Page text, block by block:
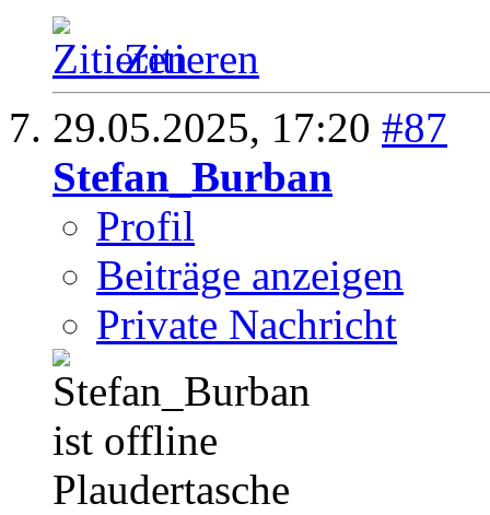
Zitieren
29.05.2025, 17:20 #87
Stefan_Burban
Profil
Beiträge anzeigen
Private Nachricht
Plaudertasche